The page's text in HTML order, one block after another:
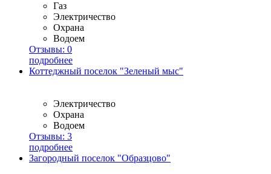
Газ
Электричество
Охрана
Водоем
Отзывы: 0
подробнее
Коттеджный поселок "Зеленый мыс"
Электричество
Охрана
Водоем
Отзывы: 3
подробнее
Загородный поселок "Образцово"